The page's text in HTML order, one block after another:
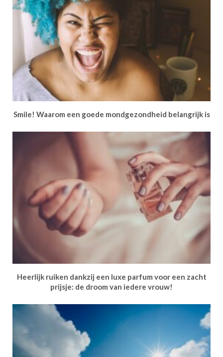
Smile! Waarom een goede mondgezondheid belangrijk is
Heerlijk ruiken dankzij een luxe parfum voor een zacht
prijsje: de droom van iedere vrouw!